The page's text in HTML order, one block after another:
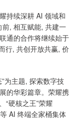
持续深耕 AI 领域和
, 相互赋能, 共建一
通的合作将继续始于
行, 共创开放共赢, 价
主题, 探索数字技
的华彩篇章。荣耀携
“硬核之王”荣耀
AI 终端全家桶集体